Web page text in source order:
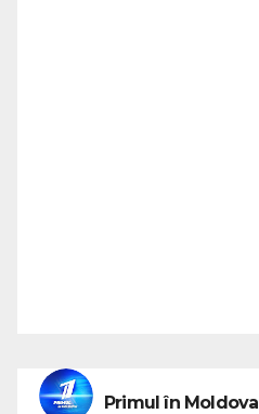
Primul în Moldova